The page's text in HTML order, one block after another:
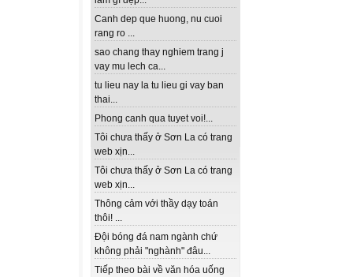
Canh dep que huong, nu cuoi
rang ro ...
sao chang thay nghiem trang j
vay mu lech ca...
tu lieu nay la tu lieu gi vay ban
thai...
Phong canh qua tuyet voi!...
Tôi chưa thấy ở Sơn La có trang
web xịn...
Tôi chưa thấy ở Sơn La có trang
web xịn...
Thông cảm với thầy dạy toán
thôi! ...
Đội bóng đá nam ngành chứ
không phải "nghành" đâu...
Tiếp theo bài về văn hóa uống